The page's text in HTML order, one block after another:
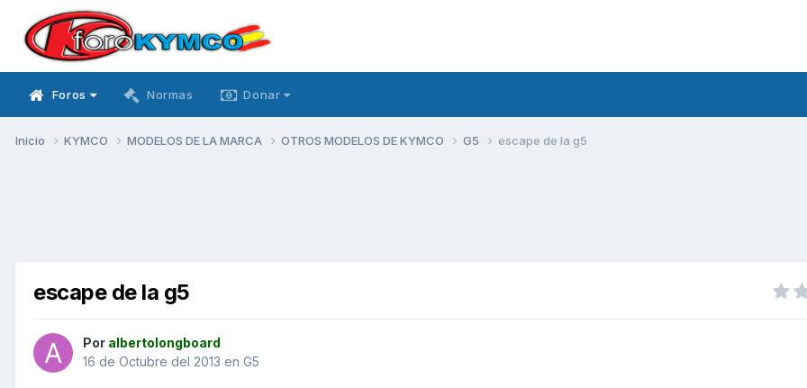
Foros Normas Donar
Inicio KYMCO MODELOS DE LA MARCA OTROS MODELOS DE KYMCO G5 escape de la g5
escape de la g5
Por albertolongboard
16 de Octubre del 2013 en G5